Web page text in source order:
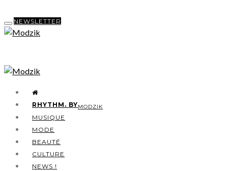
NEWSLETTER
RHYTHM. BYMODZIK
MUSIQUE
MODE
BEAUTÉ
CULTURE
NEWS !